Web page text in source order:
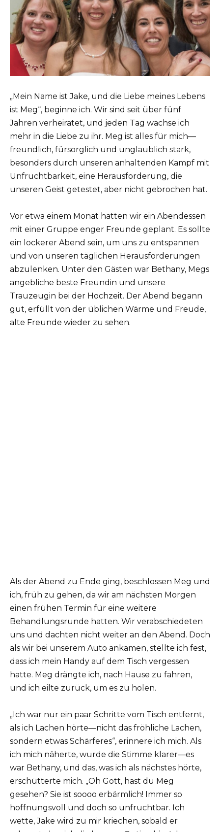
„Mein Name ist Jake, und die Liebe meines Lebens
ist Meg“, beginne ich. Wir sind seit über fünf
Jahren verheiratet, und jeden Tag wachse ich
mehr in die Liebe zu ihr. Meg ist alles für mich—
freundlich, fürsorglich und unglaublich stark,
besonders durch unseren anhaltenden Kampf mit
Unfruchtbarkeit, eine Herausforderung, die
unseren Geist getestet, aber nicht gebrochen hat.
Vor etwa einem Monat hatten wir ein Abendessen
mit einer Gruppe enger Freunde geplant. Es sollte
ein lockerer Abend sein, um uns zu entspannen
und von unseren täglichen Herausforderungen
abzulenken. Unter den Gästen war Bethany, Megs
angebliche beste Freundin und unsere
Trauzeugin bei der Hochzeit. Der Abend begann
gut, erfüllt von der üblichen Wärme und Freude,
alte Freunde wieder zu sehen.
Als der Abend zu Ende ging, beschlossen Meg und
ich, früh zu gehen, da wir am nächsten Morgen
einen frühen Termin für eine weitere
Behandlungsrunde hatten. Wir verabschiedeten
uns und dachten nicht weiter an den Abend. Doch
als wir bei unserem Auto ankamen, stellte ich fest,
dass ich mein Handy auf dem Tisch vergessen
hatte. Meg drängte ich, nach Hause zu fahren,
und ich eilte zurück, um es zu holen.
„Ich war nur ein paar Schritte vom Tisch entfernt,
als ich Lachen hörte—nicht das fröhliche Lachen,
sondern etwas Schärferes“, erinnere ich mich. Als
ich mich näherte, wurde die Stimme klarer—es
war Bethany, und das, was ich als nächstes hörte,
erschütterte mich. „Oh Gott, hast du Meg
gesehen? Sie ist soooo erbärmlich! Immer so
hoffnungsvoll und doch so unfruchtbar. Ich
wette, Jake wird zu mir kriechen, sobald er